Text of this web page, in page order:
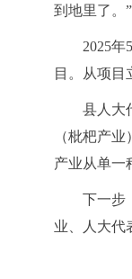
到地里了。”
2025
目。从项目
县人大
（枇杷产
产业从单一
下一步
业、人大代